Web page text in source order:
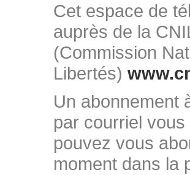
Cet espace de
auprès de la
(Commission
Libertés)
Un abonnement
par courriel
pouvez vous
moment dans la